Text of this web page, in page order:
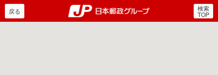
郵便局・日本郵政グルー
戻る 検索
TOP